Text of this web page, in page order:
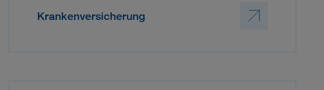
Krankenversicherung